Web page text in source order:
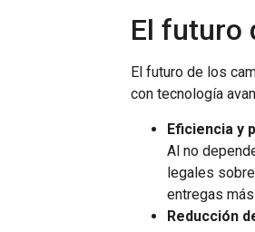
El futuro
El futuro de los
con tecnología
Eficiencia y
Al no
legales
entregas
Reducción